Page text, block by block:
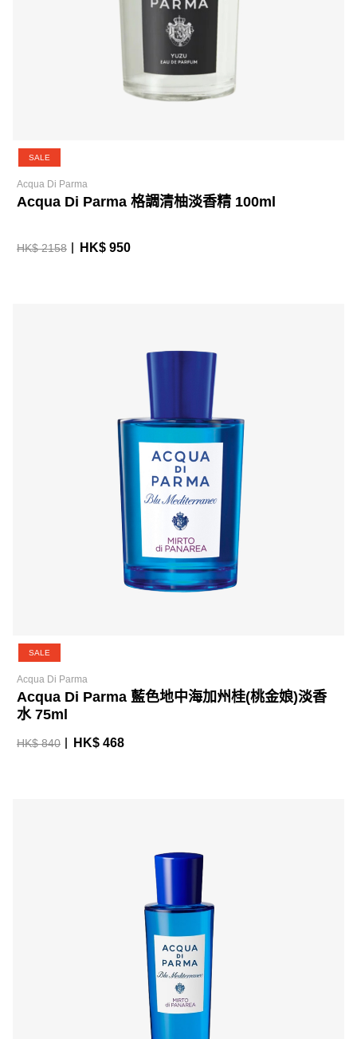
SALE
Acqua Di Parma
Acqua Di Parma 格調清柚淡香精 100ml
HK$ 2158 HK$ 950
SALE
Acqua Di Parma
Acqua Di Parma 藍色地中海加州桂(桃金娘)淡香
水 75ml
HK$ 840 HK$ 468